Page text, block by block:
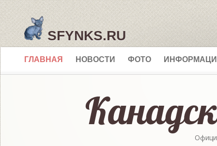
SFYNKS.RU
ГЛАВНАЯ НОВОСТИ ФОТО